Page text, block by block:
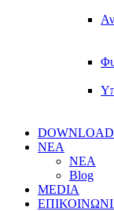
ΝΕΑ
ΝΕΑ
Blog
MEDIA